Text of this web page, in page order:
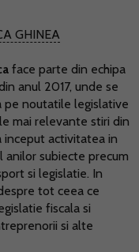
GHINEA
face parte din echipa
anul 2017, unde se
pe noutatile legislative
mai relevante stiri din
inceput activitatea in
subiecte precum
si legislatie. In
tot ceea ce
fiscala si
si alte